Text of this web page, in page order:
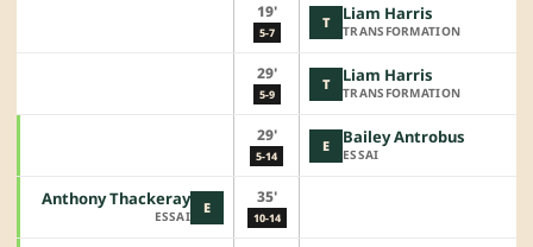
19'
5-7
T Liam Harris
TRANSFORMATION
29'
5-9
T Liam Harris
TRANSFORMATION
29'
5-14
E Bailey Antrobus
ESSAI
E
Anthony Thackeray
ESSAI
35'
10-14